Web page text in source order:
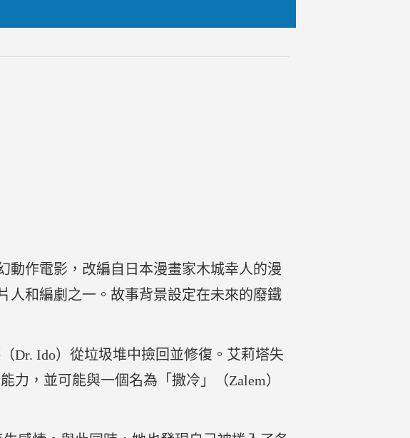
動作電影，改編自日本漫畫家木城幸人的漫
人和編劇之一。故事背景設定在未來的廢鐵
Dr. Ido）從垃圾堆中撿回並修復。艾莉塔失
，並可能與一個名為「撒冷」（Zalem）